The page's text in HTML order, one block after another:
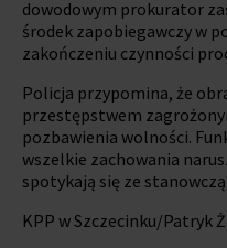
dowodowym prokurator
środek zapobiegawczy w
zakończeniu czynności
Policja przypomina, że
przestępstwem
pozbawienia wolności.
wszelkie zachowania
spotykają się ze
KPP w Szczecinku/Patryk